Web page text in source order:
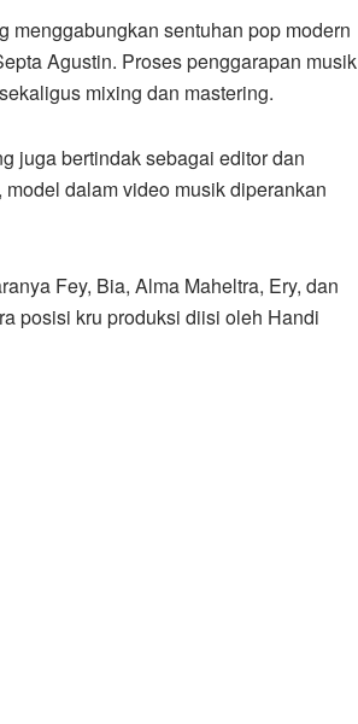
menggabungkan sentuhan pop modern
Agustin. Proses penggarapan musik
mixing dan mastering.
juga bertindak sebagai editor dan
dalam video musik diperankan
Fey, Bia, Alma Maheltra, Ery, dan
posisi kru produksi diisi oleh Handi